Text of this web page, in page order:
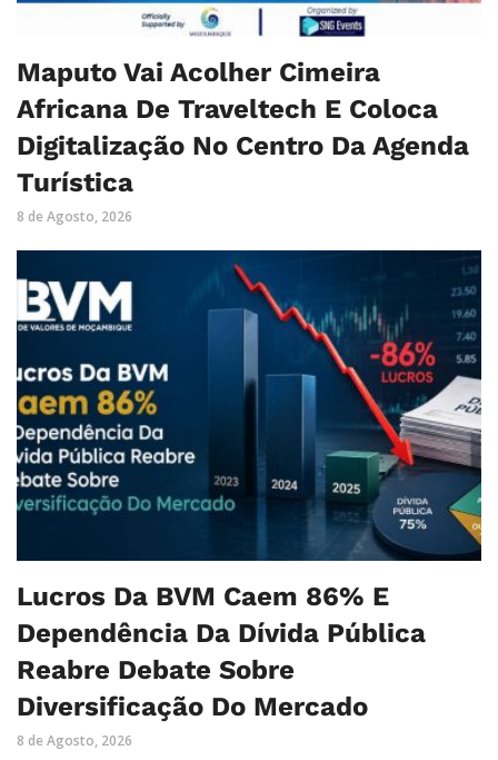
Maputo Vai Acolher Cimeira
Africana De Traveltech E Coloca
Digitalização No Centro Da Agenda
Turística
8 de Agosto, 2026
Lucros Da BVM Caem 86% E
Dependência Da Dívida Pública
Reabre Debate Sobre
Diversificação Do Mercado
8 de Agosto, 2026